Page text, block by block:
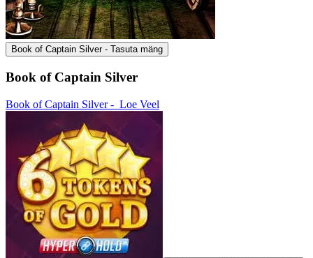
Book of Captain Silver - Tasuta mäng
Book of Captain Silver
Book of Captain Silver - Loe Veel